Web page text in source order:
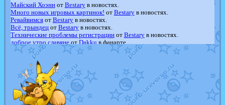
Майский Хоэннот Bestaryв новостях.
Много новых игровых картинок! от Bestaryв новостях.
Ревайвимсяот Bestaryв новостях.
Всё, трындецот Bestaryв новостях.
Технические проблемы регистрацииот Bestaryв новостях.
доброе утро славянеот Dakku в фанарте.
Йолда и Мимикью отMavisNyanCatв фанарте.
Недовольный котомангуст
в фанарте.
The Dark Wishmaker
отRandomon
шадоу спиритомб
отilovearceus
в фанарте.
траббишотilovearceusв фанарте.
Raging Boltот GraceDaFox
в фанарте.
Shadow mismagiusотJOK_julia
в фанарте.
художник отvicavicaв фанарте.